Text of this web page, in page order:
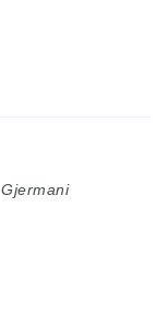
Gjermani